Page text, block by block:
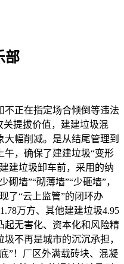
部
正在指定场合倾倒等违法
关提拔价值，建建垃圾混
幅削减。是从结尾管理到
午，确保了建建垃圾“变形
建垃圾卸车前，采用的纳
墙”“砌薄墙”“少砸墙”，
了“云上监管”的闭环办
万方、其他建建垃圾4.95
起无害化、资本化和风险精
不再是城市的沉沉承担，
”！厂区外满载砖块、混凝